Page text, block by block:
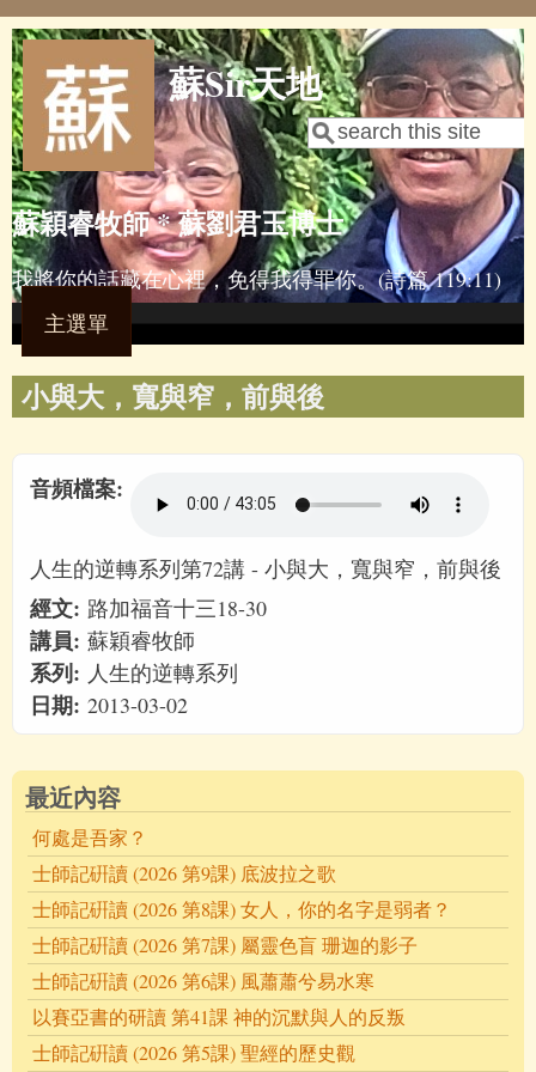
Skip to main content
蘇Sir天地
Search form
Search
蘇穎睿牧師 * 蘇劉君玉博士
我將你的話藏在心裡，免得我得罪你。(詩篇 119:11)
主選單
小與大，寬與窄，前與後
音頻檔案:
人生的逆轉系列第72講 - 小與大，寬與窄，前與後
經文: 路加福音十三18-30
講員: 蘇穎睿牧師
系列: 人生的逆轉系列
日期: 2013-03-02
最近內容
何處是吾家？
士師記硏讀 (2026 第9課) 底波拉之歌
士師記硏讀 (2026 第8課) 女人，你的名字是弱者？
士師記硏讀 (2026 第7課) 屬靈色盲 珊迦的影子
士師記硏讀 (2026 第6課) 風蕭蕭兮易水寒
以賽亞書的研讀 第41課 神的沉默與人的反叛
士師記硏讀 (2026 第5課) 聖經的歷史觀